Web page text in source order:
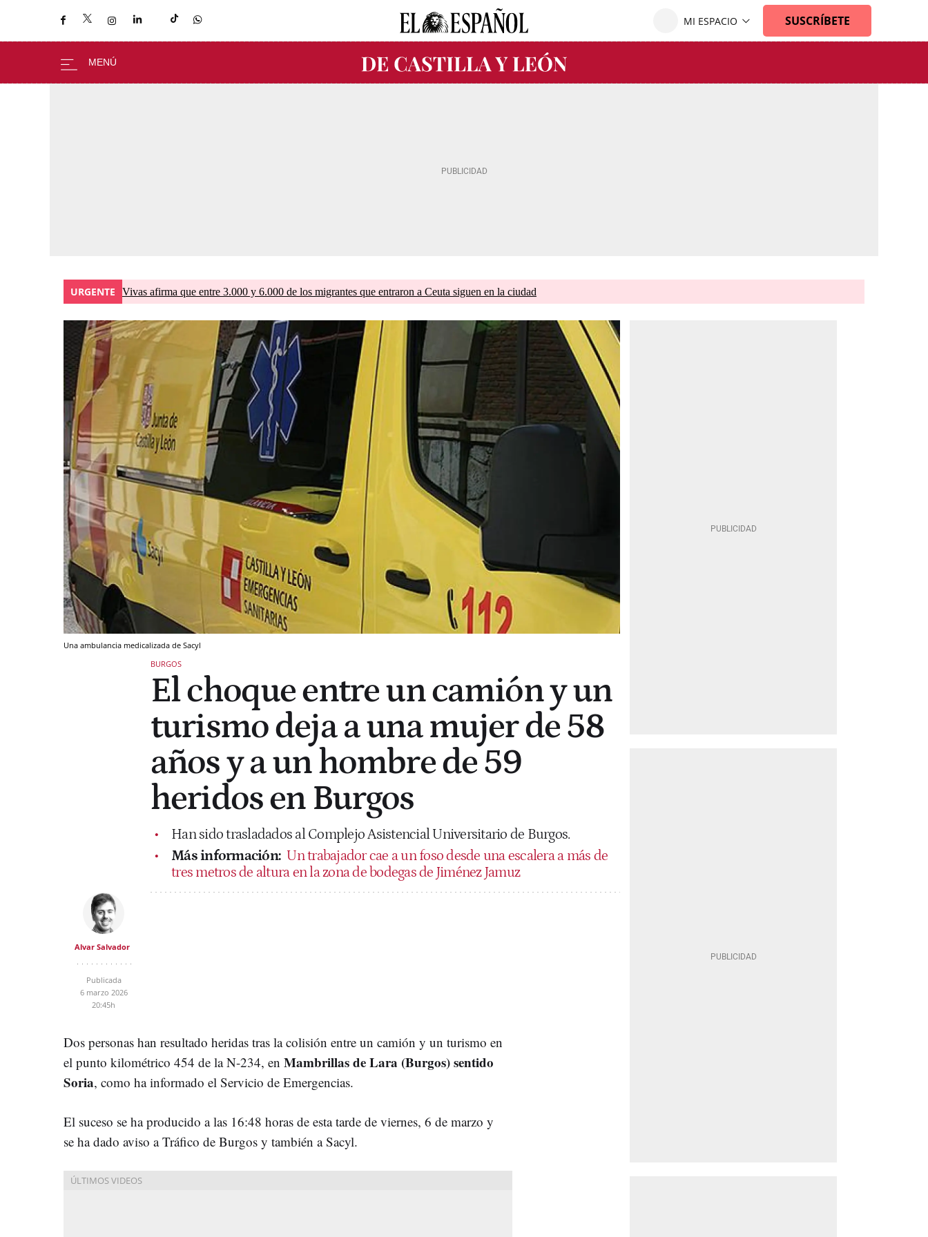
URGENTE Vivas afirma que entre 3.000 y 6.000 de los migrantes que entraron a Ceuta siguen en la ciudad
Una ambulancia medicalizada de Sacyl
BURGOS
El choque entre un camión y un
turismo deja a una mujer de 58
años y a un hombre de 59
heridos en Burgos
Han sido trasladados al Complejo Asistencial Universitario de Burgos.
Más información: Un trabajador cae a un foso desde una escalera a más de
tres metros de altura en la zona de bodegas de Jiménez Jamuz
Alvar Salvador
Publicada
6 marzo 2026
20:45h
Dos personas han resultado heridas tras la colisión entre un camión y un turismo en
el punto kilométrico 454 de la N-234, en Mambrillas de Lara (Burgos) sentido
Soria, como ha informado el Servicio de Emergencias.
El suceso se ha producido a las 16:48 horas de esta tarde de viernes, 6 de marzo y
se ha dado aviso a Tráfico de Burgos y también a Sacyl.